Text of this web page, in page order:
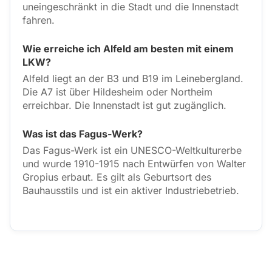
uneingeschränkt in die Stadt und die Innenstadt
fahren.
Wie erreiche ich Alfeld am besten mit einem
LKW?
Alfeld liegt an der B3 und B19 im Leinebergland.
Die A7 ist über Hildesheim oder Northeim
erreichbar. Die Innenstadt ist gut zugänglich.
Was ist das Fagus-Werk?
Das Fagus-Werk ist ein UNESCO-Weltkulturerbe
und wurde 1910-1915 nach Entwürfen von Walter
Gropius erbaut. Es gilt als Geburtsort des
Bauhausstils und ist ein aktiver Industriebetrieb.